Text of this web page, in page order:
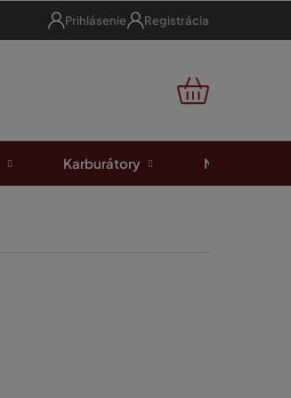
Prihlásenie Registrácia
NÁKUPNÝ
Karburátory Motorové